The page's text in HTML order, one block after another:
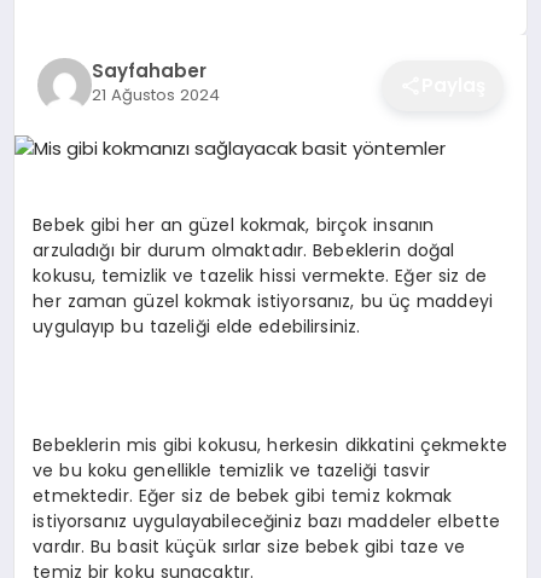
EĞITIM
EKONOMI
SAĞLIK
YAŞAM
DIĞER
Sayfahaber
21 Ağustos 2024
Bebek gibi her an güzel kokmak, birçok insanın
arzuladığı bir durum olmaktadır. Bebeklerin doğal
kokusu, temizlik ve tazelik hissi vermekte. Eğer siz de
her zaman güzel kokmak istiyorsanız, bu üç maddeyi
uygulayıp bu tazeliği elde edebilirsiniz.
Bebeklerin mis gibi kokusu, herkesin dikkatini çekmekte
ve bu koku genellikle temizlik ve tazeliği tasvir
etmektedir. Eğer siz de bebek gibi temiz kokmak
istiyorsanız uygulayabileceğiniz bazı maddeler elbette
vardır. Bu basit küçük sırlar size bebek gibi taze ve
temiz bir koku sunacaktır.